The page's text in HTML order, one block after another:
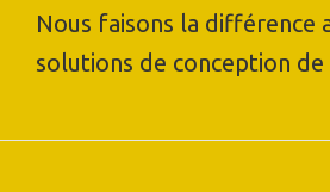
Nous faisons la différence
solutions de conception